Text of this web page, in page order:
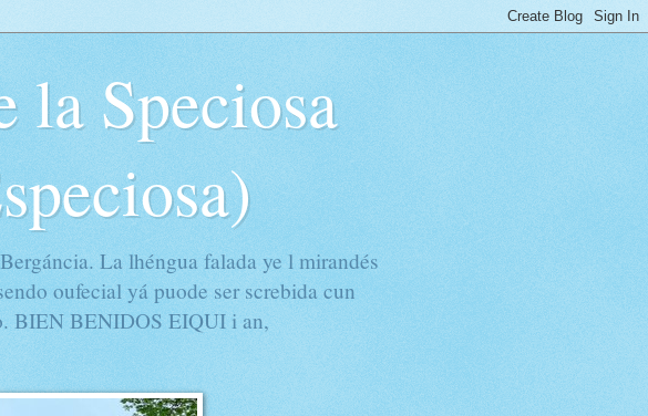
la Speciosa
La lhéngua falada ye l mirandés
oufecial yá puode ser screbida cun
BIEN BENIDOS EIQUI i an,